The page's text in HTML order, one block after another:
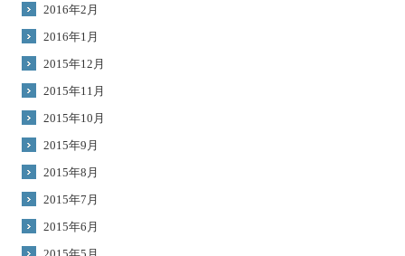
2016年2月
2016年1月
2015年12月
2015年11月
2015年10月
2015年9月
2015年8月
2015年7月
2015年6月